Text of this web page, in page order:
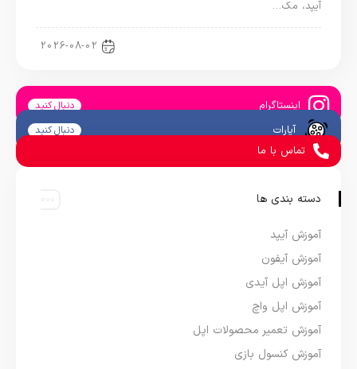
آیپد، مک…
2026-08-02
اینستاگرام دنبال کنید
آپارات دنبال کنید
تماس با ما
دسته بندی ها
آموزش آیپد
آموزش آیفون
آموزش اپل آیدی
آموزش اپل واچ
آموزش تعمیر محصولات اپل
آموزش کنسول بازی